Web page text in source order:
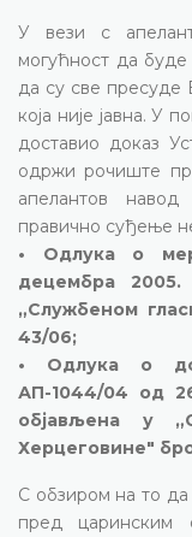
У вези с
могућност да
да су све пресуде
која није јавна. У
доставио доказ
одржи рочиште
апелантов
правично суђење
• Одлука о
децембра
„Службеном
43/06;
• Одлука о
АП-1044/04 од
објављена у
Херцеговине"
С обзиром на то да
пред царинским